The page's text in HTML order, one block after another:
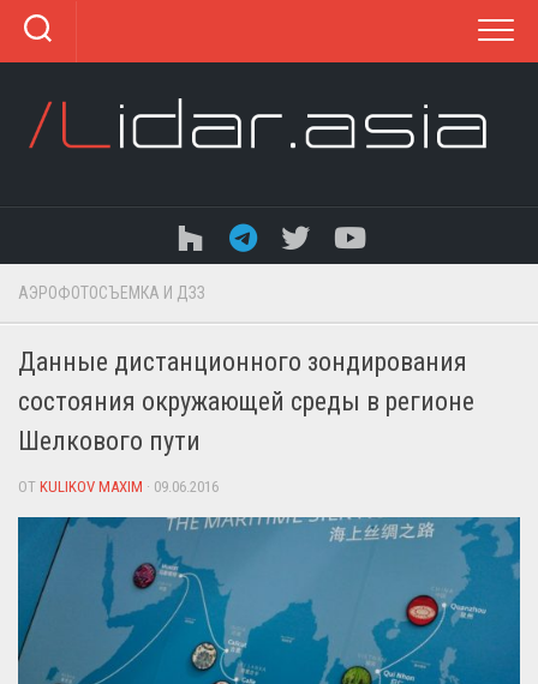
Перейти
содержанию
АЭРОФОТОСЪЕМКА И ДЗЗ
Данные дистанционного зондирования
состояния окружающей среды в регионе
Шелкового пути
ОТ KULIKOV MAXIM · 09.06.2016